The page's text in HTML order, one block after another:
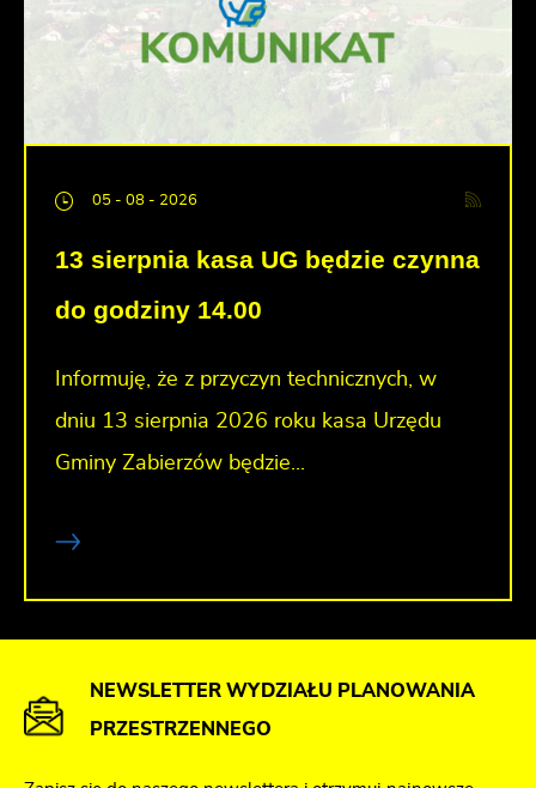
05 - 08 - 2026
13 sierpnia kasa UG będzie czynna
do godziny 14.00
Informuję, że z przyczyn technicznych, w
dniu 13 sierpnia 2026 roku kasa Urzędu
Gminy Zabierzów będzie...
NEWSLETTER WYDZIAŁU PLANOWANIA
PRZESTRZENNEGO